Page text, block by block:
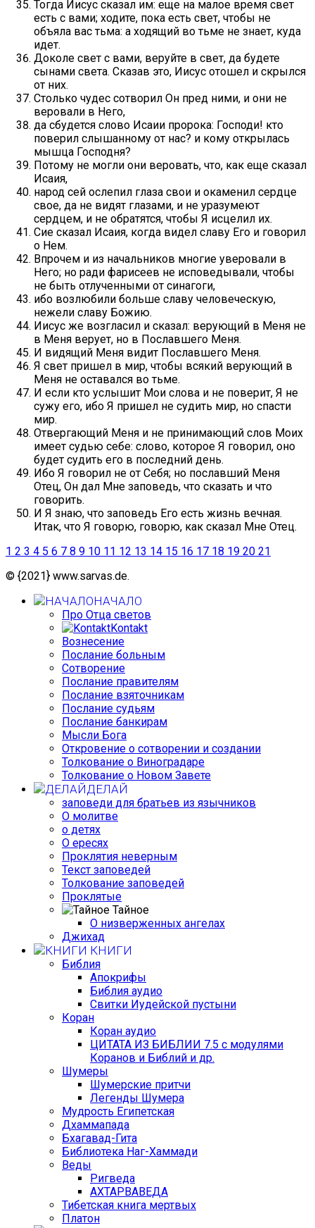
Тогда Иисус сказал им: еще на малое время свет
есть с вами; ходите, пока есть свет, чтобы не
объяла вас тьма: а ходящий во тьме не знает, куда
идет.
Доколе свет с вами, веруйте в свет, да будете
сынами света. Сказав это, Иисус отошел и скрылся
от них.
Столько чудес сотворил Он пред ними, и они не
веровали в Него,
да сбудется слово Исаии пророка: Господи! кто
поверил слышанному от нас? и кому открылась
мышца Господня?
Потому не могли они веровать, что, как еще сказал
Исаия,
народ сей ослепил глаза свои и окаменил сердце
свое, да не видят глазами, и не уразумеют
сердцем, и не обратятся, чтобы Я исцелил их.
Сие сказал Исаия, когда видел славу Его и говорил
о Нем.
Впрочем и из начальников многие уверовали в
Него; но ради фарисеев не исповедывали, чтобы
не быть отлученными от синагоги,
ибо возлюбили больше славу человеческую,
нежели славу Божию.
Иисус же возгласил и сказал: верующий в Меня не
в Меня верует, но в Пославшего Меня.
И видящий Меня видит Пославшего Меня.
Я свет пришел в мир, чтобы всякий верующий в
Меня не оставался во тьме.
И если кто услышит Мои слова и не поверит, Я не
сужу его, ибо Я пришел не судить мир, но спасти
мир.
Отвергающий Меня и не принимающий слов Моих
имеет судью себе: слово, которое Я говорил, оно
будет судить его в последний день.
Ибо Я говорил не от Себя; но пославший Меня
Отец, Он дал Мне заповедь, что сказать и что
говорить.
И Я знаю, что заповедь Его есть жизнь вечная.
Итак, что Я говорю, говорю, как сказал Мне Отец.
1 2 3 4 5 6 7 8 9 10 11 12 13 14 15 16 17 18 19 20 21
© {2021} www.sarvas.de.
НАЧАЛО
Про Отца светов
Kontakt
Вознесение
Послание больным
Сотворение
Послание правителям
Послание взяточникам
Послание судьям
Послание банкирам
Мысли Бога
Откровение о сотворении и создании
Толкование о Виноградаре
Толкование о Новом Завете
ДЕЛАЙ
заповеди для братьев из язычников
О молитве
о детях
О ересях
Проклятия неверным
Текст заповедей
Толкование заповедей
Проклятые
Тайное
О низверженных ангелах
Джихад
КНИГИ
Библия
Апокрифы
Библия аудио
Свитки Иудейской пустыни
Коран
Коран аудио
ЦИТАТА ИЗ БИБЛИИ 7.5 с модулями
Коранов и Библий и др.
Шумеры
Шумерские притчи
Легенды Шумера
Мудрость Египетская
Дхаммапада
Бхагавад-Гита
Библиотека Наг-Хаммади
Веды
Ригведа
АХТАРВАВЕДА
Тибетская книга мертвых
Платон